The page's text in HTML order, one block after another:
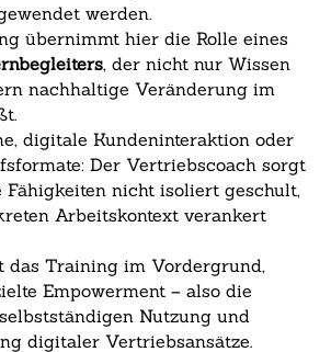
werden.
übernimmt hier die Rolle eines
, der nicht nur Wissen
nachhaltige Veränderung im
digitale Kundeninteraktion oder
Der Vertriebscoach sorgt
Fähigkeiten nicht isoliert geschult,
Arbeitskontext verankert
das Training im Vordergrund,
Empowerment – also die
Nutzung und
digitaler Vertriebsansätze.